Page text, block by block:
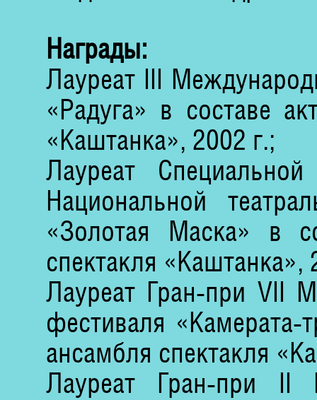
Награды:
Лауреат III
«Радуга» в составе
«Каштанка», 2002 г.;
Лауреат
Национальной
«Золотая Маска» в
спектакля «Каштанка»,
Лауреат Гран-при VII
фестиваля «Камерата-
ансамбля спектакля
Лауреат Гран-при II